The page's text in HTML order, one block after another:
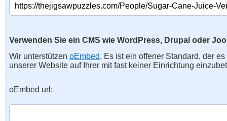
Verwenden Sie ein CMS wie WordPress, Drupal oder
Wir unterstützen oEmbed. Es ist ein offener Standard, der
unserer Website auf Ihrer mit fast keiner Einrichtung
oEmbed url: